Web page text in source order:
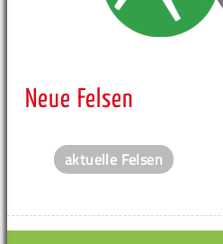
Neue Felsen
aktuelle Felsen